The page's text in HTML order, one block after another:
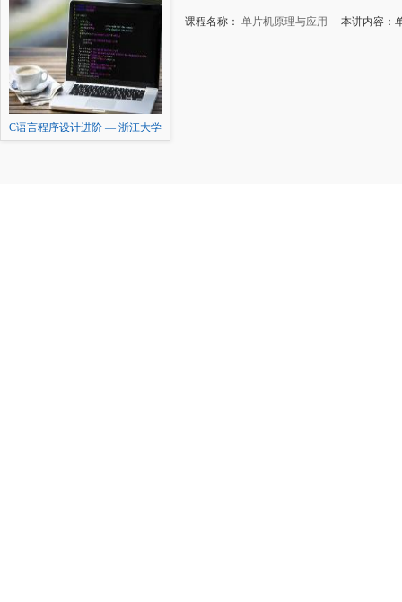
C语言程序设计进阶 — 浙江大学
课程名称： 单片机原理与应用 本讲内容：